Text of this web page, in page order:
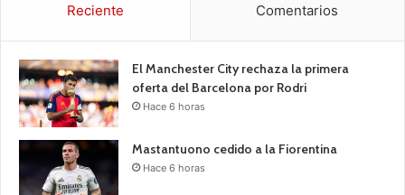
Reciente Comentarios
El Manchester City rechaza la primera
oferta del Barcelona por Rodri
Hace 6 horas
Mastantuono cedido a la Fiorentina
Hace 6 horas